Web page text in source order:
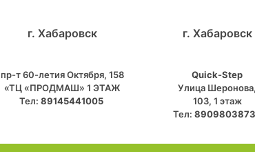
г. Хабаровск
пр-т 60-летия Октября, 158
«ТЦ «ПРОДМАШ» 1 ЭТАЖ
Тел: 89145441005
г. Хабаровск
Quick-Step
​Улица Шеронова,
103, ​1 этаж
Тел: